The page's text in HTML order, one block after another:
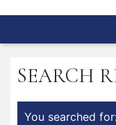
SEARCH
You searched